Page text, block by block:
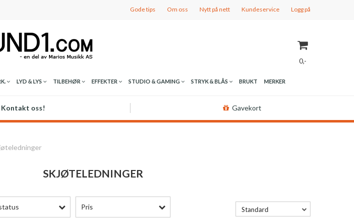
Gode tips Om oss Nytt på nett Kundeservice Logg på
0,-
LYD & LYS TILBEHØR EFFEKTER STUDIO & GAMING STRYK & BLÅS BRUKT MERKER
Kontakt oss! Gavekort
SKJØTELEDNINGER
Pris Standard